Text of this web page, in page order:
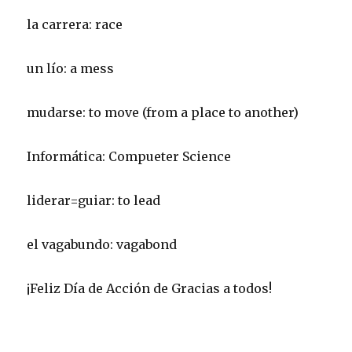
la carrera: race
un lío: a mess
mudarse: to move (from a place to another)
Informática: Compueter Science
liderar=guiar: to lead
el vagabundo: vagabond
¡Feliz Día de Acción de Gracias a todos!